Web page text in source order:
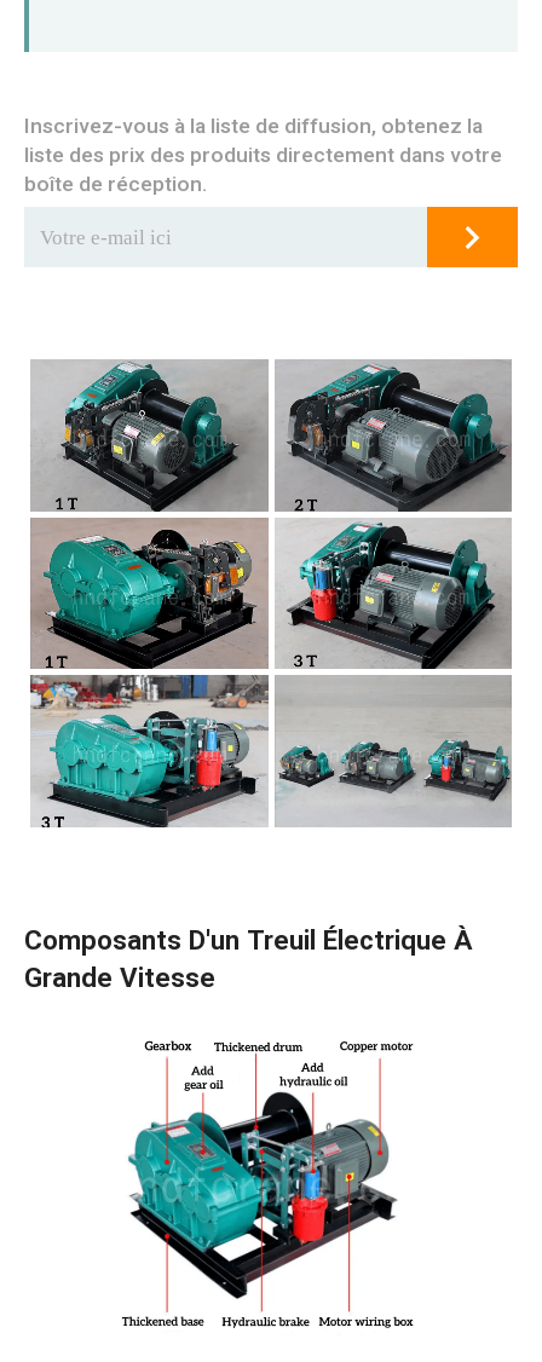
Inscrivez-vous à la liste de diffusion, obtenez la
liste des prix des produits directement dans votre
boîte de réception.
Composants D'un Treuil Électrique À
Grande Vitesse